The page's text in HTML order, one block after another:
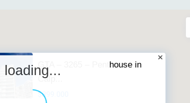
GTA – 3265 – Penthouse in
Calp...
$899.000
loading...